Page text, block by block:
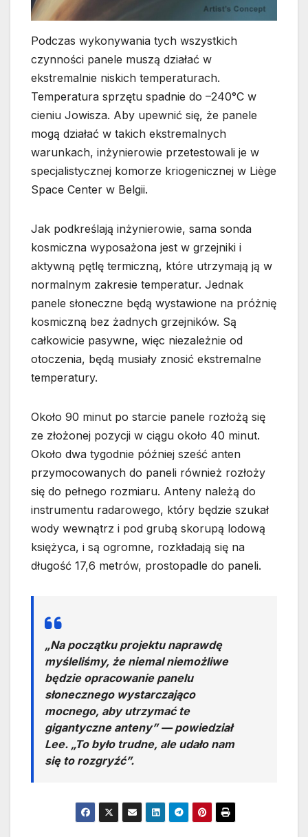
Podczas wykonywania tych wszystkich
czynności panele muszą działać w
ekstremalnie niskich temperaturach.
Temperatura sprzętu spadnie do –240°C w
cieniu Jowisza. Aby upewnić się, że panele
mogą działać w takich ekstremalnych
warunkach, inżynierowie przetestowali je w
specjalistycznej komorze kriogenicznej w Liège
Space Center w Belgii.
Jak podkreślają inżynierowie, sama sonda
kosmiczna wyposażona jest w grzejniki i
aktywną pętlę termiczną, które utrzymają ją w
normalnym zakresie temperatur. Jednak
panele słoneczne będą wystawione na próżnię
kosmiczną bez żadnych grzejników. Są
całkowicie pasywne, więc niezależnie od
otoczenia, będą musiały znosić ekstremalne
temperatury.
Około 90 minut po starcie panele rozłożą się
ze złożonej pozycji w ciągu około 40 minut.
Około dwa tygodnie później sześć anten
przymocowanych do paneli również rozłoży
się do pełnego rozmiaru. Anteny należą do
instrumentu radarowego, który będzie szukał
wody wewnątrz i pod grubą skorupą lodową
księżyca, i są ogromne, rozkładają się na
długość 17,6 metrów, prostopadle do paneli.
„Na początku projektu naprawdę
myśleliśmy, że niemal niemożliwe
będzie opracowanie panelu
słonecznego wystarczająco
mocnego, aby utrzymać te
gigantyczne anteny” — powiedział
Lee. „To było trudne, ale udało nam
się to rozgryźć”.